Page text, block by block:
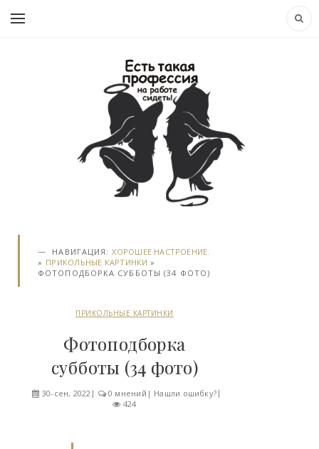
НАВИГАЦИЯ:ХОРОШЕЕ НАСТРОЕНИЕ.
» ПРИКОЛЬНЫЕ КАРТИНКИ »
ФОТОПОДБОРКА СУББОТЫ (34 ФОТО)
ПРИКОЛЬНЫЕ КАРТИНКИ
Фотоподборка
субботы (34 фото)
30-сен, 2022 0 мнений | Нашли ошибку?
424